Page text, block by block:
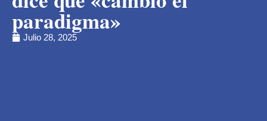
paradigma»
Julio 28, 2025